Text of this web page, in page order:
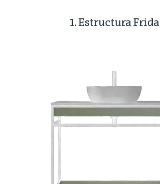
1. Estructura Frida